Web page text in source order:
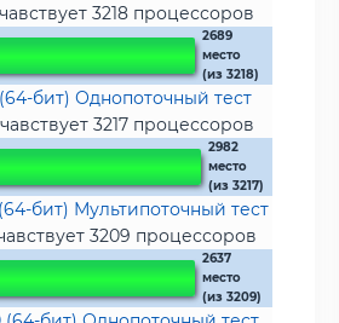
3218 процессоров
2689
место
(из 3218)
бит) Однопоточный тест
3217 процессоров
2982
место
(из 3217)
бит) Мультипоточный тест
3209 процессоров
2637
место
(из 3209)